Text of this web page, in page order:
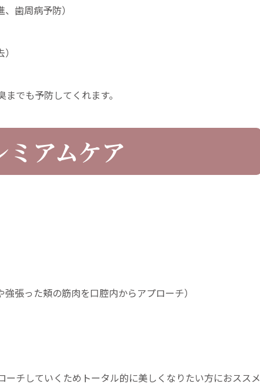
歯周病予防）
でも予防してくれます。
ミアムケア
張った頬の筋肉を口腔内からアプローチ）
チしていくためトータル的に美しくなりたい方におススメ